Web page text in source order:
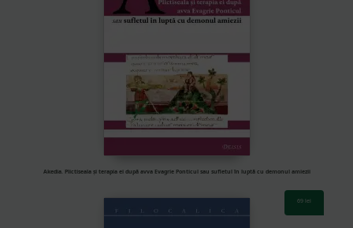
Akedia. Plictiseala și terapia ei după avva Evagrie Ponticul sau sufletul în luptă cu demonul amiezii
69lei